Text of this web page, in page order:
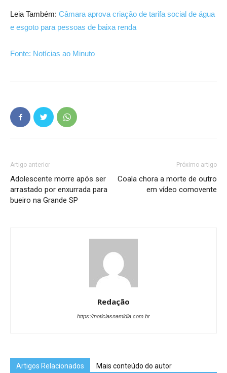
Leia Também: Câmara aprova criação de tarifa social de água
e esgoto para pessoas de baixa renda
Fonte: Notícias ao Minuto
Artigo anterior
Adolescente morre após ser
arrastado por enxurrada para
bueiro na Grande SP
Próximo artigo
Coala chora a morte de outro
em vídeo comovente
Redação
https://noticiasnamidia.com.br
Artigos Relacionados Mais conteúdo do autor